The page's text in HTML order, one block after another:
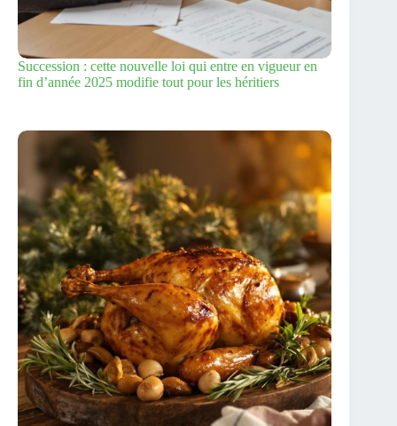
Succession : cette nouvelle loi qui entre en vigueur en
fin d’année 2025 modifie tout pour les héritiers